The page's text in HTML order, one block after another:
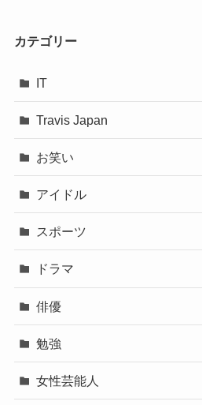
カテゴリー
IT
Travis Japan
お笑い
アイドル
スポーツ
ドラマ
俳優
勉強
女性芸能人